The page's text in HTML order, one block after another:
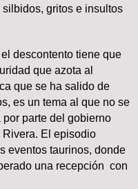
gritos e insultos
descontento tiene que
que azota al
que se ha salido de
es un tema al que no se
parte del gobierno
El episodio
eventos taurinos, donde
una recepción con